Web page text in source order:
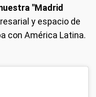
"Madrid
y espacio de
con América Latina.